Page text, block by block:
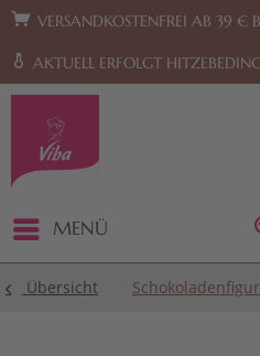
Zur Hauptnavigation springen
VERSANDKOSTENFREI AB 39 €
AKTUELL ERFOLGT
MENÜ
Übersicht